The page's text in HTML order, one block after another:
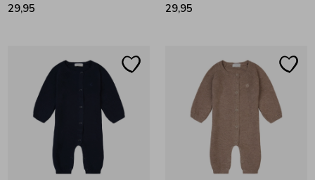
29,95 29,95